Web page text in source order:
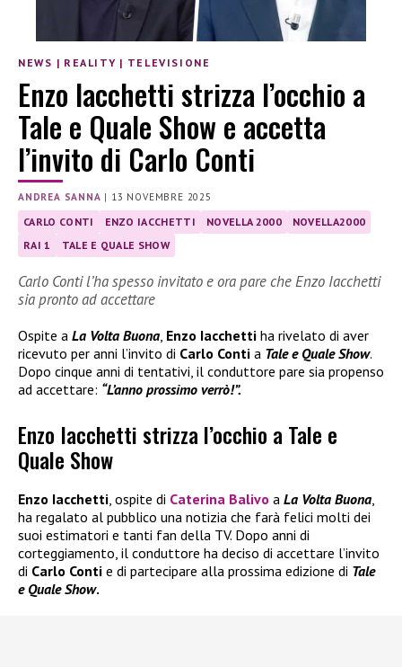
NEWS | REALITY | TELEVISIONE
Enzo Iacchetti strizza l’occhio a
Tale e Quale Show e accetta
l’invito di Carlo Conti
ANDREA SANNA | 13 NOVEMBRE 2025
CARLO CONTI ENZO IACCHETTI NOVELLA 2000
NOVELLA2000
RAI 1
TALE E QUALE SHOW
Carlo Conti l’ha spesso invitato e ora pare che Enzo Iacchetti
sia pronto ad accettare
Ospite a La Volta Buona Enzo Iacchetti ha rivelato di aver
ricevuto per anni l’invito di Carlo Conti a Tale e Quale Show.
Dopo cinque anni di tentativi, il conduttore pare sia propenso
ad accettare: “L’anno prossimo verrò!”.
Enzo Iacchetti strizza l’occhio a Tale e
Quale Show
Enzo Iacchetti, ospite di Caterina Balivo a La Volta Buona,
ha regalato al pubblico una notizia che farà felici molti dei
suoi estimatori e tanti fan della TV. Dopo anni di
corteggiamento, il conduttore ha deciso di accettare l’invito
di Carlo Conti e di partecipare alla prossima edizione di Tale
e Quale Show.